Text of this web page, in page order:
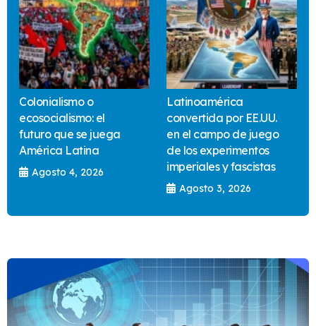
Colonialismo o
ecosocialismo: el
futuro que se juega
América Latina
Agosto 4, 2026
Latinoamérica
convertida por EE.UU.
en el campo de juego
de los experimentos
imperiales y fascistas
Agosto 3, 2026